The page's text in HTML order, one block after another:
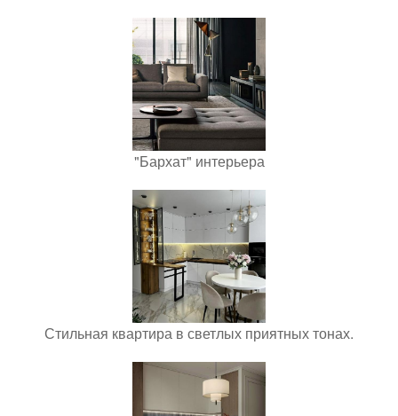
"Бархат" интерьера
Стильная квартира в светлых приятных тонах.